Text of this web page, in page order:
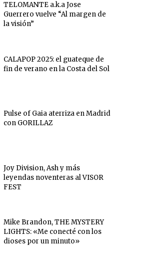
TELOMANTE a.k.a Jose
Guerrero vuelve “Al margen de
la visión”
CALAPOP 2025: el guateque de
fin de verano en la Costa del Sol
Pulse of Gaia aterriza en Madrid
con GORILLAZ
Joy Division, Ash y más
leyendas noventeras al VISOR
FEST
Mike Brandon, THE MYSTERY
LIGHTS: «Me conecté con los
dioses por un minuto»